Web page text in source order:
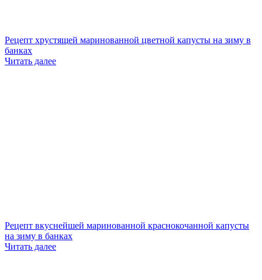
Рецепт хрустящей маринованной цветной капусты на зиму в
банках
Читать далее
Рецепт вкуснейшей маринованной краснокочанной капусты
на зиму в банках
Читать далее